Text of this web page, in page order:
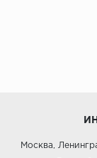
Москва,